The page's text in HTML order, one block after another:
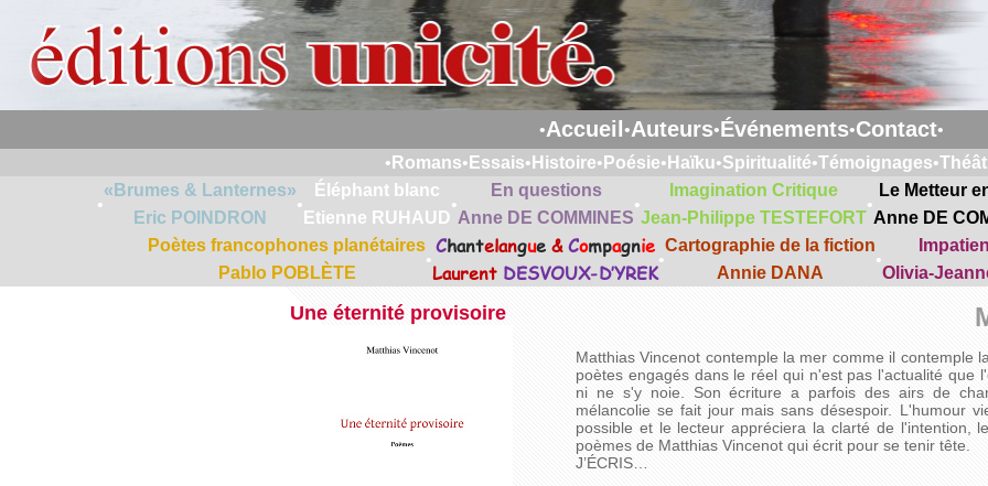
•Accueil •Auteurs•Événements•Contact•
• Romans• Essais• Histoire• Poésie• Haïku•Spiritualité•Témoignages•
•
«Brumes & Lanternes»
Eric POINDRON
•
Éléphant blanc
Etienne RUHAUD
•
En questions
Anne DE COMMINES
•
Imagination Critique
Jean-Philippe TESTEFORT
•
Le Metteur
Anne DE
Poètes francophones planétaires
Pablo POBLÈTE
•
Chantelangue & Compagnie
Laurent DESVOUX-D’YREK
•
Cartographie de la fiction
Annie DANA
•
Olivia-
Une éternité provisoire
Matthias Vincenot contemple la mer comme il contemple
poètes engagés dans le réel qui n'est pas l'actualité que
ni ne s'y noie. Son écriture a parfois des airs de
mélancolie se fait jour mais sans désespoir. L'humour
possible et le lecteur appréciera la clarté de l'intention,
poèmes de Matthias Vincenot qui écrit pour se tenir tête.
J’ÉCRIS…